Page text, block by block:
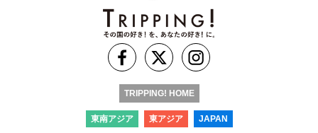
TRIPPING! HOME
東南アジア 東アジア JAPAN